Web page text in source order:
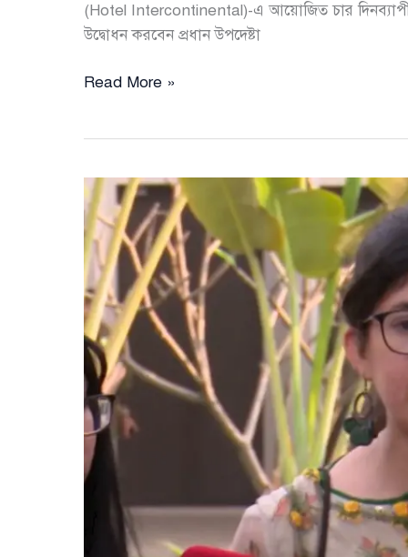
(Hotel Intercontinental)-এ আয়োজিত চার দিনব্যাপী
উদ্বোধন করবেন প্রধান উপদেষ্টা
বাংলাদেশে
শুরু
আজ
Read More »